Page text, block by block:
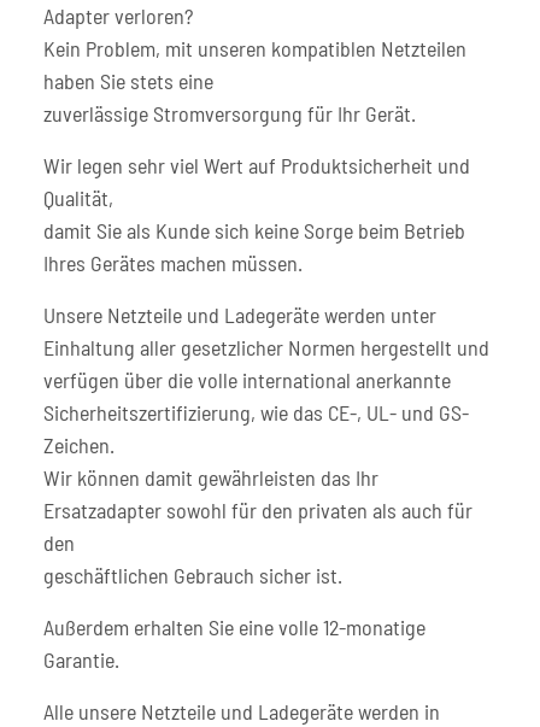
Adapter verloren?
Kein Problem, mit unseren kompatiblen Netzteilen
haben Sie stets eine
zuverlässige Stromversorgung für Ihr Gerät.
Wir legen sehr viel Wert auf Produktsicherheit und
Qualität,
damit Sie als Kunde sich keine Sorge beim Betrieb
Ihres Gerätes machen müssen.
Unsere Netzteile und Ladegeräte werden unter
Einhaltung aller gesetzlicher Normen hergestellt und
verfügen über die volle international anerkannte
Sicherheitszertifizierung, wie das CE-, UL- und GS-
Zeichen.
Wir können damit gewährleisten das Ihr
Ersatzadapter sowohl für den privaten als auch für
den
geschäftlichen Gebrauch sicher ist.
Außerdem erhalten Sie eine volle 12-monatige
Garantie.
Alle unsere Netzteile und Ladegeräte werden in